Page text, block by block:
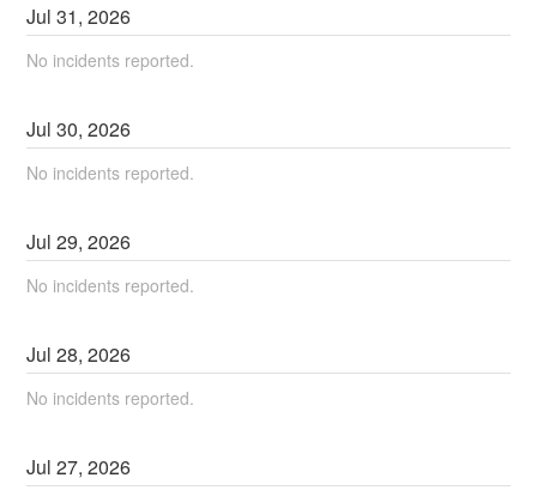
Jul31,2026
No incidents reported.
Jul30,2026
No incidents reported.
Jul29,2026
No incidents reported.
Jul28,2026
No incidents reported.
Jul27,2026